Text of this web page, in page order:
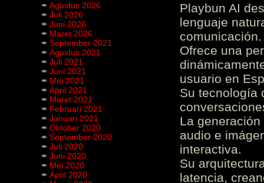
Agustus 2026
Juli 2026
Juni 2026
Maret 2026
September 2021
Agustus 2021
Juli 2021
Juni 2021
Mei 2021
April 2021
Maret 2021
Februari 2021
Januari 2021
Oktober 2020
September 2020
Juli 2020
Juni 2020
Mei 2020
April 2020
Playbun AI
lenguaje
comunicación.
Ofrece una
usuario en
Su tecnología
La
audio e
interactiva.
Su
latencia,